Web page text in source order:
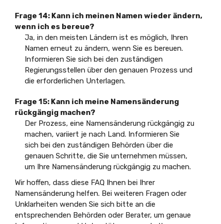
Frage 14: Kann ich meinen Namen wieder ändern,
wenn ich es bereue?
Ja, in den meisten Ländern ist es möglich, Ihren
Namen erneut zu ändern, wenn Sie es bereuen.
Informieren Sie sich bei den zuständigen
Regierungsstellen über den genauen Prozess und
die erforderlichen Unterlagen.
Frage 15: Kann ich meine Namensänderung
rückgängig machen?
Der Prozess, eine Namensänderung rückgängig zu
machen, variiert je nach Land. Informieren Sie
sich bei den zuständigen Behörden über die
genauen Schritte, die Sie unternehmen müssen,
um Ihre Namensänderung rückgängig zu machen.
Wir hoffen, dass diese FAQ Ihnen bei Ihrer
Namensänderung helfen. Bei weiteren Fragen oder
Unklarheiten wenden Sie sich bitte an die
entsprechenden Behörden oder Berater, um genaue